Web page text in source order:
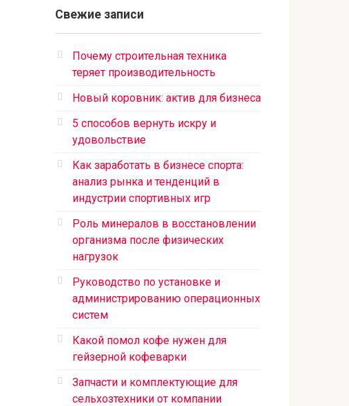
Свежие записи
Почему строительная техника
теряет производительность
Новый коровник: актив для бизнеса
5 способов вернуть искру и
удовольствие
Как заработать в бизнесе спорта:
анализ рынка и тенденций в
индустрии спортивных игр
Роль минералов в восстановлении
организма после физических
нагрузок
Руководство по установке и
администрированию операционных
систем
Какой помол кофе нужен для
гейзерной кофеварки
Запчасти и комплектующие для
сельхозтехники от компании